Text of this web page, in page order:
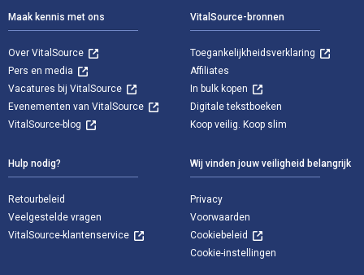
Maak kennis met ons
Over VitalSource
Pers en media
Vacatures bij VitalSource
Evenementen van VitalSource
VitalSource-blog
VitalSource-bronnen
Toegankelijkheidsverklaring
Affiliates
In bulk kopen
Digitale tekstboeken
Koop veilig. Koop slim
Hulp nodig?
Retourbeleid
Veelgestelde vragen
VitalSource-klantenservice
Wij vinden jouw veiligheid belangrijk
Privacy
Voorwaarden
Cookiebeleid
Cookie-instellingen